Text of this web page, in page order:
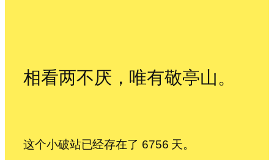
相看两不厌，唯有敬亭山。
这个小破站已经存在了 6756 天。